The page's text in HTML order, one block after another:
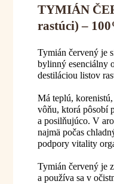
TYMIÁN
rastúci) –
Tymián červený je
bylinný esenciálny
destiláciou listov
Má teplú,
vôňu, ktorá pôsobí
a posilňujúco. V
najmä počas
podpory vitality
Tymián červený je
a používa sa v